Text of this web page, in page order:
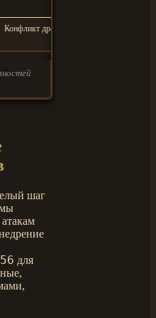
Конфликт драйвера видео
шаг
для